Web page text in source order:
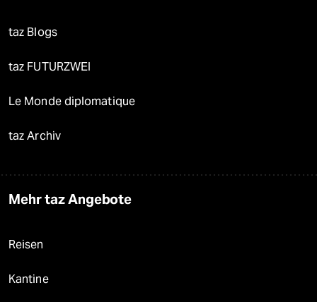
taz Blogs
taz FUTURZWEI
Le Monde diplomatique
taz Archiv
Mehr taz Angebote
Reisen
Kantine